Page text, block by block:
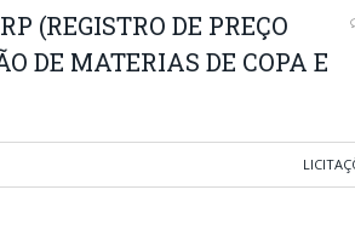
(REGISTRO DE PREÇO
DE MATERIAS DE COPA E